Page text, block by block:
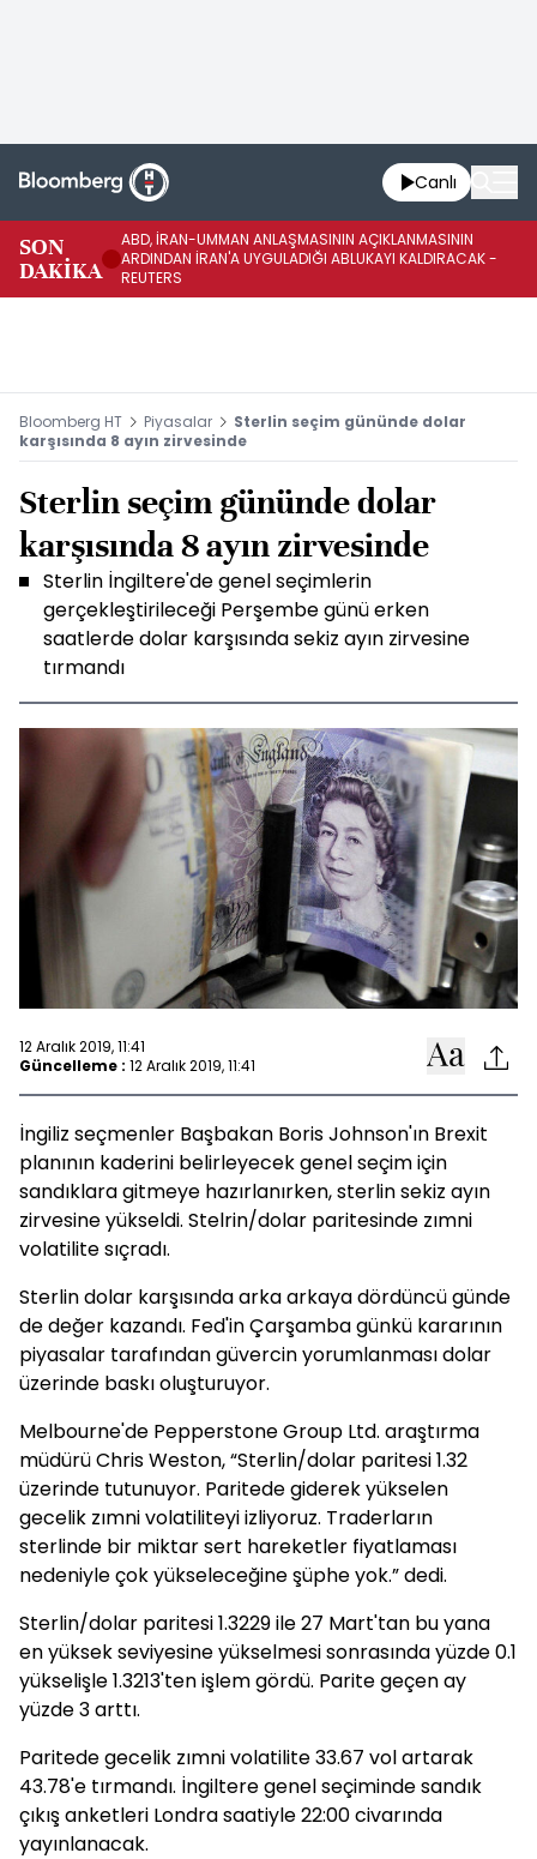
Canlı
SON
DAKİKA
ABD, İRAN-UMMAN ANLAŞMASININ AÇIKLANMASININ
ARDINDAN İRAN'A UYGULADIĞI ABLUKAYI KALDIRACAK -
REUTERS
Bloomberg HT Piyasalar
Sterlin seçim gününde dolar
karşısında 8 ayın zirvesinde
Sterlin seçim gününde dolar
karşısında 8 ayın zirvesinde
Sterlin İngiltere'de genel seçimlerin
gerçekleştirileceği Perşembe günü erken
saatlerde dolar karşısında sekiz ayın zirvesine
tırmandı
12 Aralık 2019, 11:41
Güncelleme : 12 Aralık 2019, 11:41
İngiliz seçmenler Başbakan Boris Johnson'ın Brexit
planının kaderini belirleyecek genel seçim için
sandıklara gitmeye hazırlanırken, sterlin sekiz ayın
zirvesine yükseldi. Stelrin/dolar paritesinde zımni
volatilite sıçradı.
Sterlin dolar karşısında arka arkaya dördüncü günde
de değer kazandı. Fed'in Çarşamba günkü kararının
piyasalar tarafından güvercin yorumlanması dolar
üzerinde baskı oluşturuyor.
Melbourne'de Pepperstone Group Ltd. araştırma
müdürü Chris Weston, “Sterlin/dolar paritesi 1.32
üzerinde tutunuyor. Paritede giderek yükselen
gecelik zımni volatiliteyi izliyoruz. Traderların
sterlinde bir miktar sert hareketler fiyatlaması
nedeniyle çok yükseleceğine şüphe yok.” dedi.
Sterlin/dolar paritesi 1.3229 ile 27 Mart'tan bu yana
en yüksek seviyesine yükselmesi sonrasında yüzde 0.1
yükselişle 1.3213'ten işlem gördü. Parite geçen ay
yüzde 3 arttı.
Paritede gecelik zımni volatilite 33.67 vol artarak
43.78'e tırmandı. İngiltere genel seçiminde sandık
çıkış anketleri Londra saatiyle 22:00 civarında
yayınlanacak.